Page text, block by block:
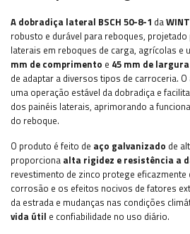
A dobradiça lateral BSCH 50-8-1 da
robusto e durável para reboques,
laterais em reboques de carga, agrícolas e
mm de comprimento e 45 mm de largura
de adaptar a diversos tipos de carroceria.
uma operação estável da dobradiça e
dos painéis laterais, aprimorando a
do reboque.
O produto é feito de aço galvanizado de
proporciona alta rigidez e resistência a
revestimento de zinco protege
corrosão e os efeitos nocivos de fatores
da estrada e mudanças nas condições
vida útil e confiabilidade no uso diário.